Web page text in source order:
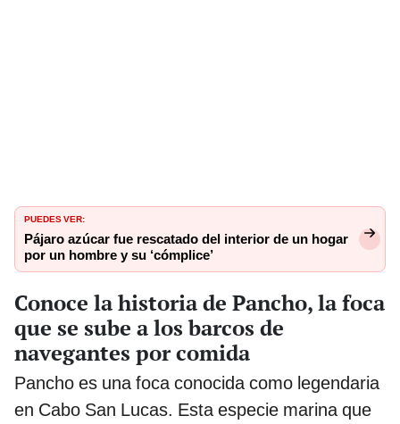
PUEDES VER:
Pájaro azúcar fue rescatado del interior de un hogar
por un hombre y su ‘cómplice’
Conoce la historia de Pancho, la foca
que se sube a los barcos de
navegantes por comida
Pancho es una foca conocida como legendaria
en Cabo San Lucas. Esta especie marina que